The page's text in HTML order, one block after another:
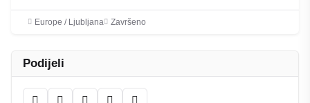
Europe / Ljubljana Završeno
Podijeli